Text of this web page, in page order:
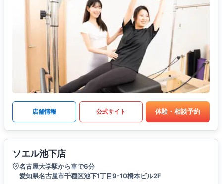
店舗情報 公式サイト 体験・相談予約
ソエル池下店
名古屋大学駅から車で6分
愛知県名古屋市千種区池下1丁目9-10橋本ビル2F